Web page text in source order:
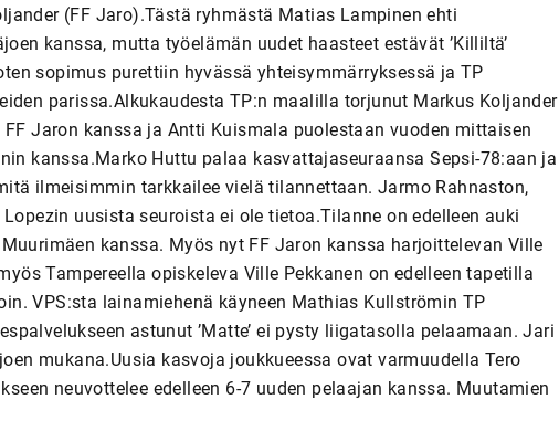
(FF Jaro).Tästä ryhmästä Matias Lampinen ehti
kanssa, mutta työelämän uudet haasteet estävät ’Killiltä’
sopimus purettiin hyvässä yhteisymmärryksessä ja TP
parissa.Alkukaudesta TP:n maalilla torjunut Markus Koljander
Jaron kanssa ja Antti Kuismala puolestaan vuoden mittaisen
kanssa.Marko Huttu palaa kasvattajaseuraansa Sepsi-78:aan ja
ilmeisimmin tarkkailee vielä tilannettaan. Jarmo Rahnaston,
uusista seuroista ei ole tietoa.Tilanne on edelleen auki
kanssa. Myös nyt FF Jaron kanssa harjoittelevan Ville
Tampereella opiskeleva Ville Pekkanen on edelleen tapetilla
VPS:sta lainamiehenä käyneen Mathias Kullströmin TP
astunut ’Matte’ ei pysty liigatasolla pelaamaan. Jari
mukana.Uusia kasvoja joukkueessa ovat varmuudella Tero
neuvottelee edelleen 6-7 uuden pelaajan kanssa. Muutamien